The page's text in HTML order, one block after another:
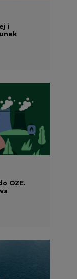
i
OZE.